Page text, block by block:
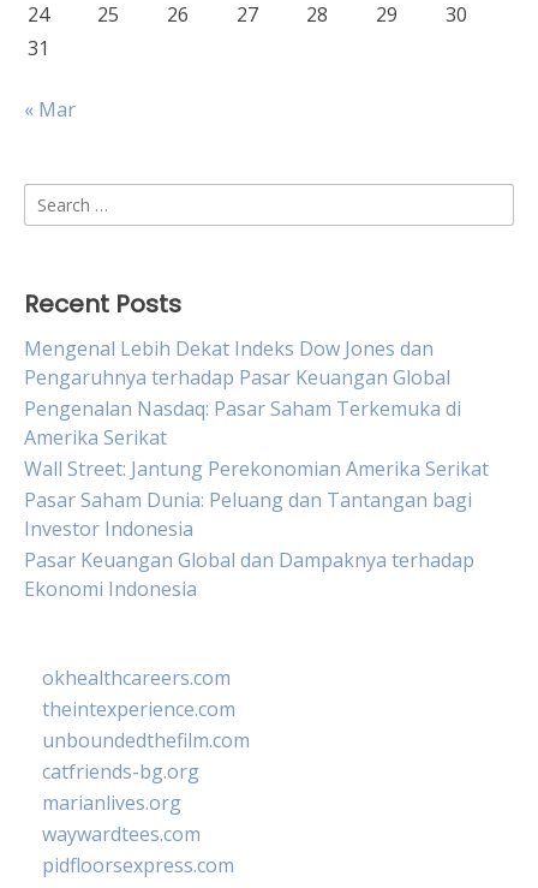
24
25 26 27 28 29
30
31
« Mar
Search
for:
Recent Posts
Mengenal Lebih Dekat Indeks Dow Jones dan
Pengaruhnya terhadap Pasar Keuangan Global
Pengenalan Nasdaq: Pasar Saham Terkemuka di
Amerika Serikat
Wall Street: Jantung Perekonomian Amerika Serikat
Pasar Saham Dunia: Peluang dan Tantangan bagi
Investor Indonesia
Pasar Keuangan Global dan Dampaknya terhadap
Ekonomi Indonesia
okhealthcareers.com
theintexperience.com
unboundedthefilm.com
catfriends-bg.org
marianlives.org
waywardtees.com
pidfloorsexpress.com